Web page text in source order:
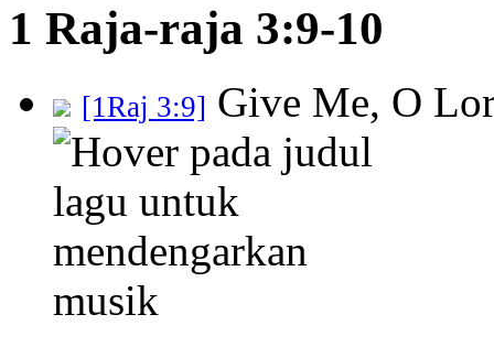
1 Raja-raja 3:9-10
[1Raj 3:9] Give Me, O